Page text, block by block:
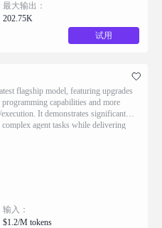
最大输出：
202.75K
试用
flagship model, featuring upgrades
capabilities and more
It demonstrates significant
agent tasks while delivering
and superior front-end
输入：
$1.2/M tokens